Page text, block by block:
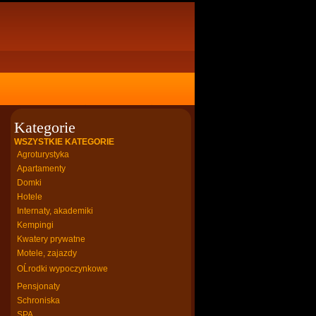
Kategorie
WSZYSTKIE KATEGORIE
Agroturystyka
Apartamenty
Domki
Hotele
Internaty, akademiki
Kempingi
Kwatery prywatne
Motele, zajazdy
OĹrodki wypoczynkowe
Pensjonaty
Schroniska